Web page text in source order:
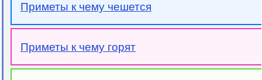
Приметы к чему чешется
Приметы к чему горят